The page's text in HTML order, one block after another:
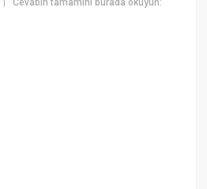
|Cevabın tamamını burada okuyun: